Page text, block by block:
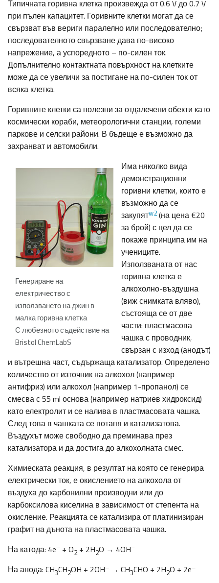
Типичната горивна клетка произвежда от 0.6 V до 0.7 V
при пълен капацитет. Горивните клетки могат да се
свързват във вериги паралелно или последователно;
последователното свързване дава по-високо
напрежение, а успоредното – по-силен ток.
Допълнително контактната повърхност на клетките
може да се увеличи за постигане на по-силен ток от
всяка клетка.
Горивните клетки са полезни за отдалечени обекти като
космически кораби, метеорологични станции, големи
паркове и селски райони. В бъдеще е възможно да
захранват и автомобили.
Генериране на
електричество с
използването на джин в
малка горивна клетка
С любезното съдействие на
Bristol ChemLabS
Има няколко вида
демонстрационни
горивни клетки, които е
възможно да се
закупятw2(на цена €20
за брой) с цел да се
покаже принципа им на
учениците.
Използваната от нас
горивна клетка е
алкохолно-въздушна
(виж снимката вляво),
състояща се от две
части: пластмасова
чашка с проводник,
свързан с изход (анодът)
и вътрешна част, съдържаща катализатор. Определено
количество от източник на алкохол (например
антифриз) или алкохол (например 1-пропанол) се
смесва с 55 ml основа (например натриев хидроксид)
като електролит и се налива в пластмасовата чашка.
След това в чашката се потапя и катализатова.
Въздухът може свободно да преминава през
катализатора и да достига до алкохолната смес.
Химиеската реакция, в резултат на която се генерира
електрически ток, е окислението на алкохола от
въздуха до карбонилни производни или до
карбоксилова киселина в зависимост от степента на
окисление. Реакцията се катализира от платинизиран
графит на дънота на пластмасовата чашка.
На катода: 4e– + O2 + 2H2O → 4OH–
На анода: CH3CH2OH + 2OH– → CH3CHO + 2H2O + 2e–